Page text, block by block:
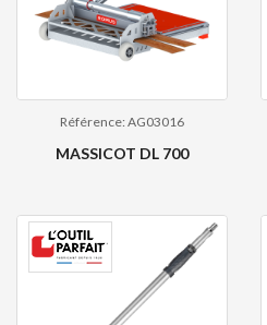
Référence: AG03016
MASSICOT DL 700